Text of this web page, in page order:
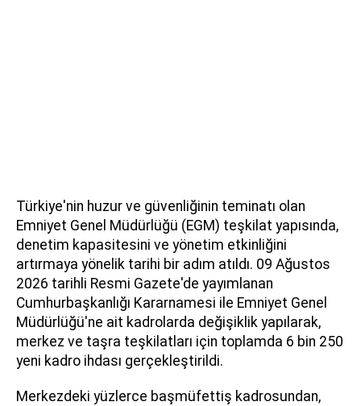
Türkiye'nin huzur ve güvenliğinin teminatı olan
Emniyet Genel Müdürlüğü (EGM) teşkilat yapısında,
denetim kapasitesini ve yönetim etkinliğini
artırmaya yönelik tarihi bir adım atıldı. 09 Ağustos
2026 tarihli Resmi Gazete'de yayımlanan
Cumhurbaşkanlığı Kararnamesi ile Emniyet Genel
Müdürlüğü'ne ait kadrolarda değişiklik yapılarak,
merkez ve taşra teşkilatları için toplamda 6 bin 250
yeni kadro ihdası gerçekleştirildi.
Merkezdeki yüzlerce başmüfettiş kadrosundan,